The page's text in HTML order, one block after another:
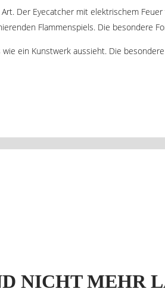
Der Eyecatcher mit elektrischem
Flammenspiels. Die besondere
ein Kunstwerk aussieht. Die
NICHT MEHR